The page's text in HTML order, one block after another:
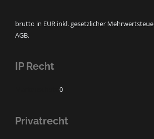
brutto in EUR inkl. gesetzlicher
AGB.
IP Recht
0
Privatrecht